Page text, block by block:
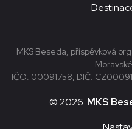
© 2026 MKS
MKS Beseda, příspěvková
IČO: 00091758, DIČ: